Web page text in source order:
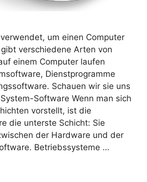
um einen Computer
verschiedene Arten von
einem Computer laufen
Dienstprogramme
Schauen wir sie uns
Software Wenn man sich
vorstellt, ist die
die unterste Schicht: Sie
der Hardware und der
Betriebssysteme …